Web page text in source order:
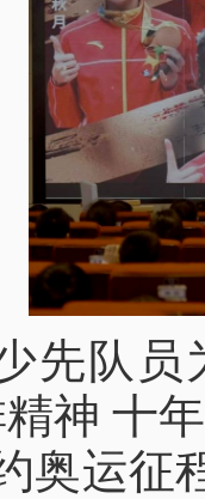
先队
神 十
奥运征